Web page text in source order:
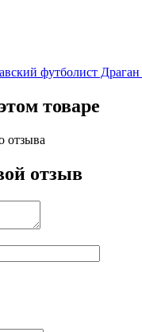
футболист
товаре
отзыва
отзыв